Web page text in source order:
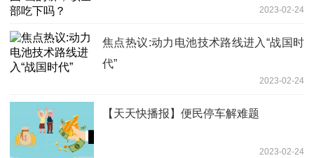
2023-02-24
焦点热议:动力电池技术路线进入“战国时
代”
2023-02-24
【天天快播报】便民停车解难题
2023-02-24